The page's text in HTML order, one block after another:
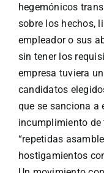
hegemónicos
sobre los hechos,
empleador o sus
sin tener los
empresa tuviera
candidatos
que se sanciona a
incumplimiento de
“repetidas
hostigamientos